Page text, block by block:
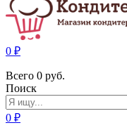
0 ₽
Всего 0 руб.
Поиск
0 ₽